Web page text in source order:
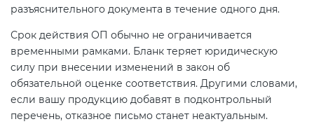
разъяснительного документа в течение одного дня.
Срок действия ОП обычно не ограничивается
временными рамками. Бланк теряет юридическую
силу при внесении изменений в закон об
обязательной оценке соответствия. Другими словами,
если вашу продукцию добавят в подконтрольный
перечень, отказное письмо станет неактуальным.